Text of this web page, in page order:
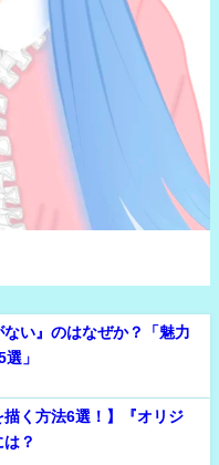
ない』のはなぜか？「魅力
」
描く方法6選！】『オリジ
？